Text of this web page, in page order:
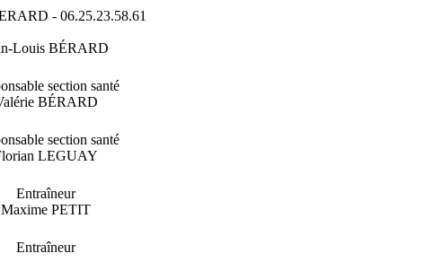
- 06.25.23.58.61
Louis BÉRARD
section santé
BÉRARD
section santé
LEGUAY
Entraîneur
Maxime PETIT
Entraîneur